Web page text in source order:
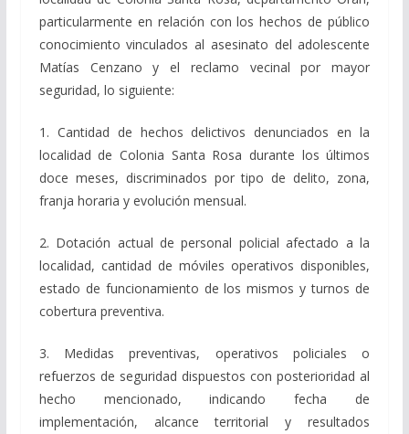
particularmente en relación con los hechos de público
conocimiento vinculados al asesinato del adolescente
Matías Cenzano y el reclamo vecinal por mayor
seguridad, lo siguiente:
1. Cantidad de hechos delictivos denunciados en la
localidad de Colonia Santa Rosa durante los últimos
doce meses, discriminados por tipo de delito, zona,
franja horaria y evolución mensual.
2. Dotación actual de personal policial afectado a la
localidad, cantidad de móviles operativos disponibles,
estado de funcionamiento de los mismos y turnos de
cobertura preventiva.
3. Medidas preventivas, operativos policiales o
refuerzos de seguridad dispuestos con posterioridad al
hecho mencionado, indicando fecha de
implementación, alcance territorial y resultados